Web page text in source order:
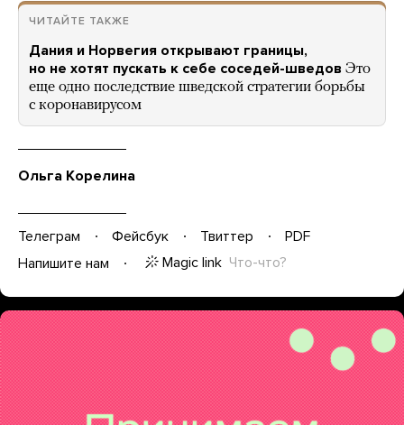
ЧИТАЙТЕ ТАКЖЕ
Дания и Норвегия открывают границы,
но не хотят пускать к себе соседей-шведов Это
еще одно последствие шведской стратегии борьбы
с коронавирусом
Ольга Корелина
Телеграм Фейсбук Твиттер
PDF
Напишите нам
Magic link Что-что?